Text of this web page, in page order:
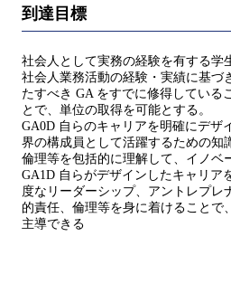
到達目標
社会人として実務の経験を有する学
社会人業務活動の経験・実績に基づ
たすべき GA をすでに修得している
とで、単位の取得を可能とする。
GA0D 自らのキャリアを明確にデザ
界の構成員として活躍するための知
倫理等を包括的に理解して、イノベ
GA1D 自らがデザインしたキャリア
度なリーダーシップ、アントレプレ
的責任、倫理等を身に着けることで
主導できる